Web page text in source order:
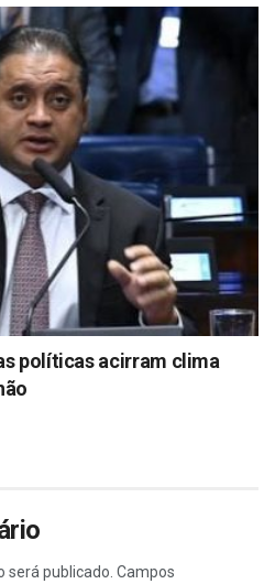
políticas acirram clima
será publicado. Campos